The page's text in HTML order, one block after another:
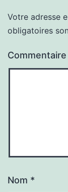
Votre adresse
obligatoires
Commentaire
Nom *